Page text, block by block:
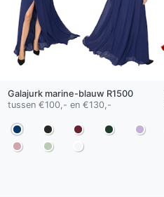
Galajurk marine-blauw R1500
tussen €100,- en €130,-